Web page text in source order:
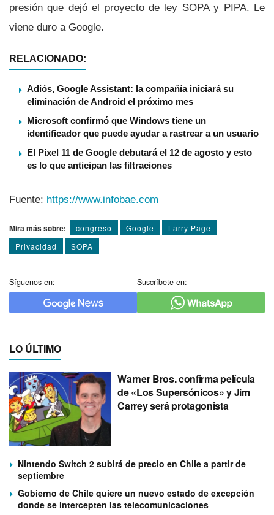
presión que dejó el proyecto de ley SOPA y PIPA. Le
viene duro a Google.
RELACIONADO:
Adiós, Google Assistant: la compañía iniciará su
eliminación de Android el próximo mes
Microsoft confirmó que Windows tiene un
identificador que puede ayudar a rastrear a un usuario
El Pixel 11 de Google debutará el 12 de agosto y esto
es lo que anticipan las filtraciones
Fuente: https://www.infobae.com
Mira más sobre: congreso Google
Larry Page
Privacidad
SOPA
Síguenos en: Suscríbete en:
LO ÚLTIMO
Warner Bros. confirma película
de «Los Supersónicos» y Jim
Carrey será protagonista
Nintendo Switch 2 subirá de precio en Chile a partir de
septiembre
Gobierno de Chile quiere un nuevo estado de excepción
donde se intercepten las telecomunicaciones